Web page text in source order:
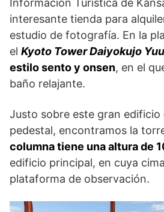
Información Turística de
interesante tienda para
estudio de fotografía. En la
el Kyoto Tower Daiyokujo Yuu
estilo sento y onsen, en el
baño relajante.
Justo sobre este gran edificio
pedestal, encontramos la
columna tiene una altura de
edificio principal, en cuya
plataforma de observación.